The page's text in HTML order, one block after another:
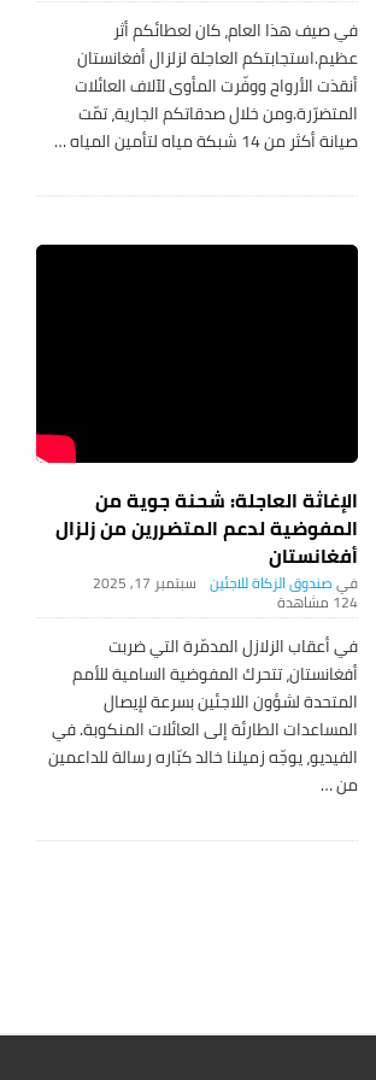
في صيف هذا العام، كان لعطائكم أثر
عظيم.استجابتكم العاجلة لزلزال أفغانستان
أنقذت الأرواح ووفّرت المأوى لآلاف العائلات
المتضرّرة.ومن خلال صدقاتكم الجارية، تمّت
صيانة أكثر من 14 شبكة مياه لتأمين المياه
…
الإغاثة العاجلة: شحنة جوية من
المفوضية لدعم المتضررين من زلزال
أفغانستان
‎في صندوق الزكاة للاجئين سبتمبر 17, 2025
124 ‎مشاهدة
في أعقاب الزلازل المدمّرة التي ضربت
أفغانستان، تتحرك المفوضية السامية للأمم
المتحدة لشؤون اللاجئين بسرعة لإيصال
المساعدات الطارئة إلى العائلات المنكوبة. في
الفيديو، يوجّه زميلنا خالد كبّاره رسالة للداعمين
من…